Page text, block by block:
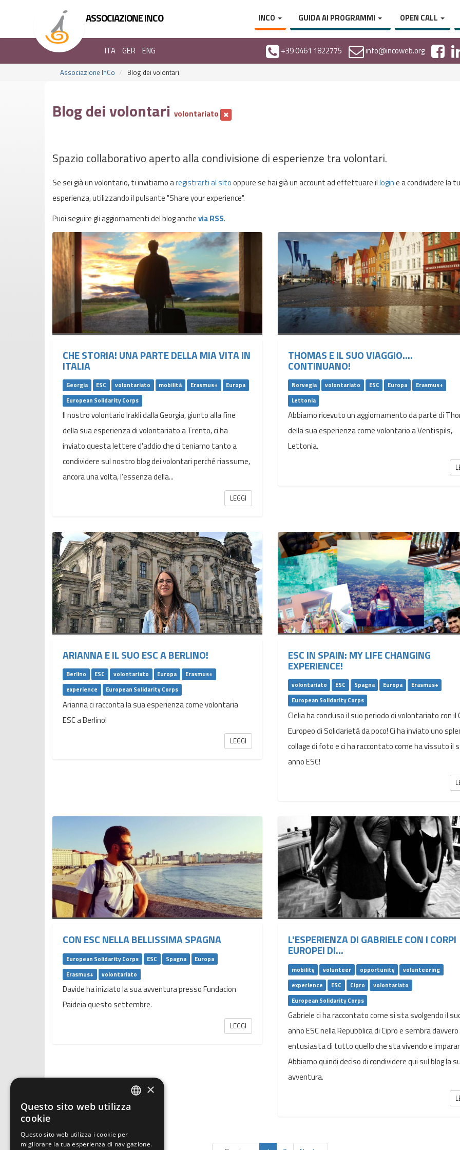
ASSOCIAZIONE INCO INCO GUIDA AI PROGRAMMI OPEN CALL
ITA GER ENG +39 0461 1822775 info@incoweb.org
Associazione InCo Blog dei volontari
Blog dei volontari volontariato
Spazio collaborativo aperto alla condivisione di esperienze tra volontari.
Se sei già un volontario, ti invitiamo aregistrarti al sitooppure se hai già un account ad effettuare illogine a condividere la
esperienza, utilizzando il pulsante "Share your experience".
Puoi seguire gli aggiornamenti del blog anchevia RSS.
CHE STORIA! UNA PARTE DELLA MIA VITA IN
ITALIA
Georgia ESC volontariato mobilità Erasmus+
Europa
European Solidarity Corps
Il nostro volontario Irakli dalla Georgia, giunto alla fine
della sua esperienza di volontariato a Trento, ci ha
inviato questa lettere d'addio che ci teniamo tanto a
condividere sul nostro blog dei volontari perché riassume,
ancora una volta, l'essenza della...
LEGGI
THOMAS E IL SUO VIAGGIO....
CONTINUANO!
Norvegia volontariato ESC Europa
Erasmus+
Lettonia
Abbiamo ricevuto un aggiornamento da parte di
della sua esperienza come volontario a Ventispils,
Lettonia.
ARIANNA E IL SUO ESC A BERLINO!
Berlino ESC volontariato Europa
Erasmus+
experience
European Solidarity Corps
Arianna ci racconta la sua esperienza come volontaria
ESC a Berlino!
LEGGI
ESC IN SPAIN: MY LIFE CHANGING
EXPERIENCE!
volontariato ESC Spagna Europa
Erasmus+
European Solidarity Corps
Clelia ha concluso il suo periodo di volontariato con il
Europeo di Solidarietà da poco! Ci ha inviato uno
collage di foto e ci ha raccontato come ha vissuto il
anno ESC!
CON ESC NELLA BELLISSIMA SPAGNA
European Solidarity Corps ESC Spagna
Europa
Erasmus+
volontariato
Davide ha iniziato la sua avventura presso Fundacion
Paideia questo settembre.
LEGGI
L'ESPERIENZA DI GABRIELE CON I CORPI
EUROPEI DI...
mobility volunteer opportunity
volunteering
experience
ESC Cipro
volontariato
European Solidarity Corps
Gabriele ci ha raccontato come si sta svolgendo il
anno ESC nella Repubblica di Cipro e sembra davvero
entusiasta di tutto quello che sta vivendo e
Abbiamo quindi deciso di condividere qui sul blog la
avventura.
GERMAN
×
Questo sito web utilizza
cookie
Questo sito web utilizza i cookie per
migliorare la tua esperienza di navigazione.